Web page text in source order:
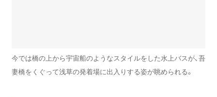
今では橋の上から宇宙船のようなスタイルをした水上バスが、吾
妻橋をくぐって浅草の発着場に出入りする姿が眺められる。